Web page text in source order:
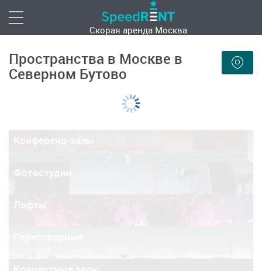
Скорая аренда Москва
Пространства в Москве в
Северном Бутово
Конференц-залы
Фотостудии
Лофты